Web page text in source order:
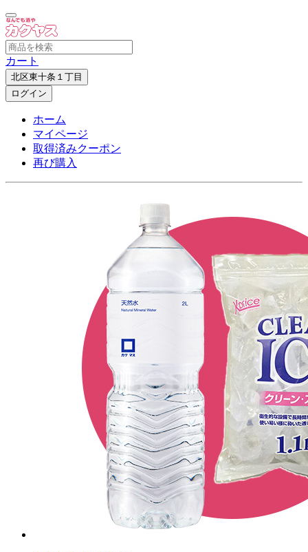
カート
北区東十条１丁目
ログイン
ホーム
マイページ
取得済みクーポン
再び購入